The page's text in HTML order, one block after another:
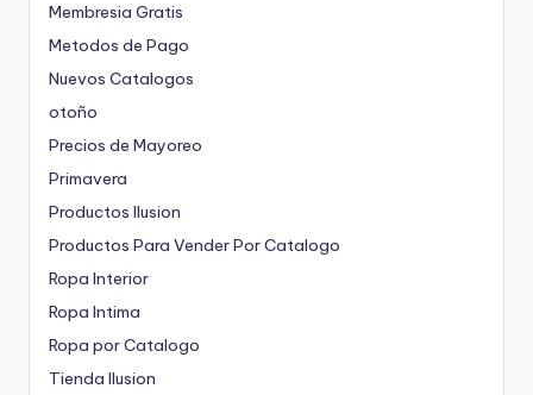
Membresia Gratis
Metodos de Pago
Nuevos Catalogos
otoño
Precios de Mayoreo
Primavera
Productos Ilusion
Productos Para Vender Por Catalogo
Ropa Interior
Ropa Intima
Ropa por Catalogo
Tienda Ilusion